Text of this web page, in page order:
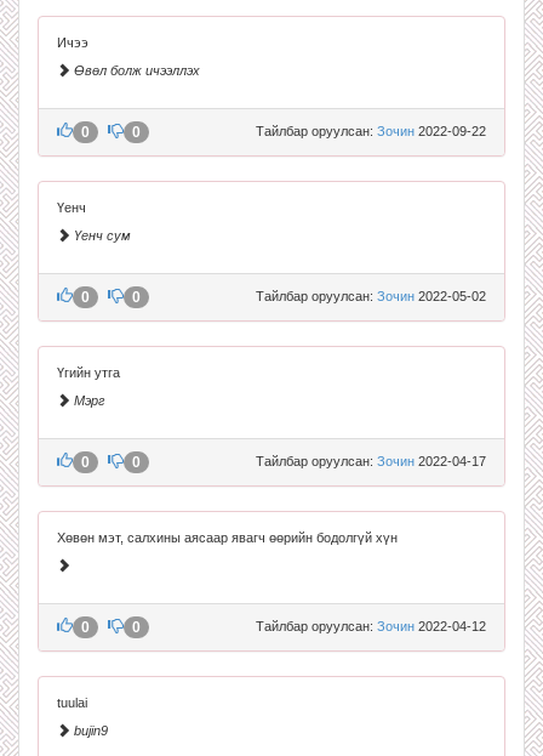
Ичээ
Өвөл болж ичээллэх
Тайлбар оруулсан: Зочин 2022-09-22
0 0
Үенч
Үенч сум
Тайлбар оруулсан: Зочин 2022-05-02
0 0
Үгийн утга
Мэрг
Тайлбар оруулсан: Зочин 2022-04-17
0 0
Хөвөн мэт, салхины аясаар явагч өөрийн бодолгүй хүн
Тайлбар оруулсан: Зочин 2022-04-12
0 0
tuulai
bujin9